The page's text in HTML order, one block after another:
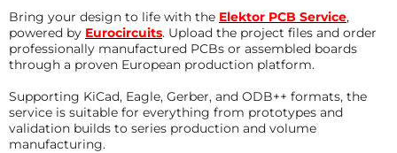
Bring your design to life with the Elektor PCB Service,
powered by Eurocircuits. Upload the project files and order
professionally manufactured PCBs or assembled boards
through a proven European production platform.
Supporting KiCad, Eagle, Gerber, and ODB++ formats, the
service is suitable for everything from prototypes and
validation builds to series production and volume
manufacturing.